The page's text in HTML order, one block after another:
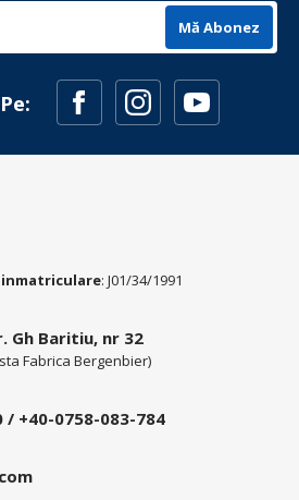
Mă Abonez
inmatriculare: J01/34/1991
Gh Baritiu, nr 32
Fabrica Bergenbier)
/ +40-0758-083-784